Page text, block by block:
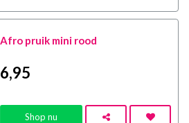
Afro pruik mini rood
6,95
Shop nu